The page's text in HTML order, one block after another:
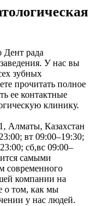
Дент рада
У нас вы
зубных
прочитать полное
ее контактные
клинику.
Алматы, Казахстан
вт 09:00–19:30;
сб,вс 09:00–
самыми
современного
компании на
о том, как мы
у нас людей.